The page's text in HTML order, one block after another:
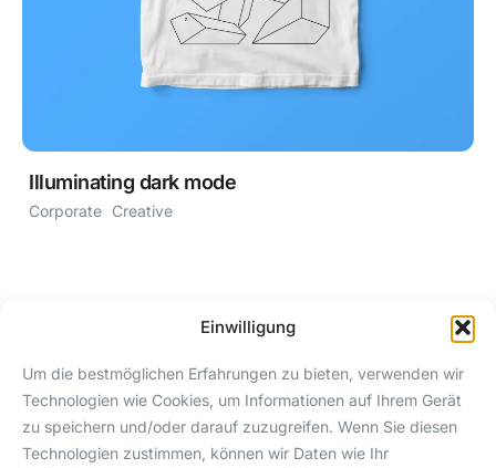
Einwilligung
Um die bestmöglichen Erfahrungen zu bieten, verwenden wir
Technologien wie Cookies, um Informationen auf Ihrem Gerät
zu speichern und/oder darauf zuzugreifen. Wenn Sie diesen
Technologien zustimmen, können wir Daten wie Ihr
Illuminating dark mode
Corporate Creative
24/7 Instagram-
Akquise. Egal was
Du gerade machst
Download
berk@betag
amma.de